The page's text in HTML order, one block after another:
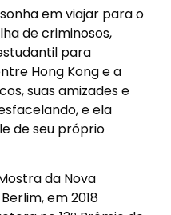
em viajar para o
de criminosos,
para
Hong Kong e a
suas amizades e
e ela
de seu próprio
da Nova
em 2018